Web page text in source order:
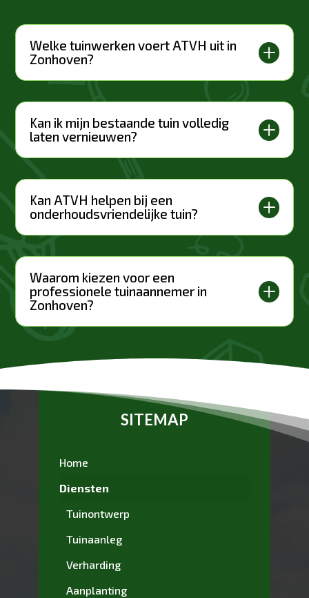
Welke tuinwerken voert ATVH uit in
Zonhoven?
L
Kan ik mijn bestaande tuin volledig
laten vernieuwen?
L
Kan ATVH helpen bij een
onderhoudsvriendelijke tuin?
L
Waarom kiezen voor een
professionele tuinaannemer in
Zonhoven?
L
SITEMAP
Home
Diensten
Tuinontwerp
Tuinaanleg
Verharding
Aanplanting